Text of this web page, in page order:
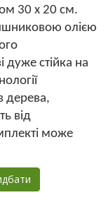
30 х 20 см.
олією
дуже стійка на
дерева,
від
може